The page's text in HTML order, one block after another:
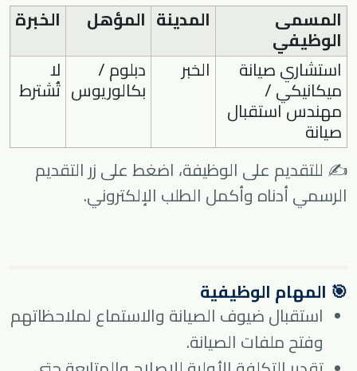
المسمى
الوظيفي
المدينة المؤهل
الخبرة
استشاري صيانة
ميكانيكي /
مهندس استقبال
صيانة
الخبر دبلوم /
بكالوريوس
لا
تُشترط
✍️ للتقديم على الوظيفة، اضغط على زر التقديم
الرسمي أدناه وأكمل الطلب الإلكتروني.
🎯 المهام الوظيفية
استقبال ضيوف الصيانة والاستماع لملاحظاتهم
وفتح ملفات الصيانة.